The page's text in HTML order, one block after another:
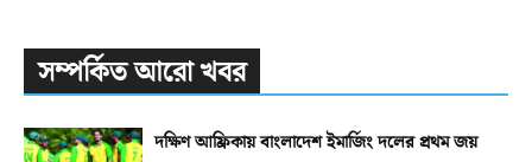
সম্পর্কিত আরো খবর
দক্ষিণ আফ্রিকায় বাংলাদেশ ইমার্জিং দলের প্রথম জয়